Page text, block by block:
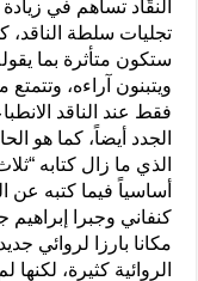
النقّاد تساهم في
تجليات سلطة الناقد،
ستكون متأثرة بما
ويتبنون آراءه،
فقط عند الناقد
الجدد أيضاً، كما هو
الذي ما زال كتابه
أساسياً فيما كتبه عن
كنفاني وجبرا
مكانا بارزا لروائي
الروائية كثيرة،